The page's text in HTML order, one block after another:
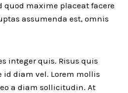
maxime placeat facere
assumenda est, omnis
integer quis. Risus quis
diam vel. Lorem mollis
a diam sollicitudin. At